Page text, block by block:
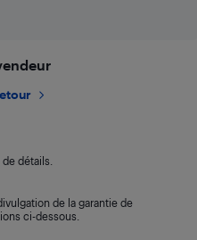
détails.
de la garantie de
ci-dessous.